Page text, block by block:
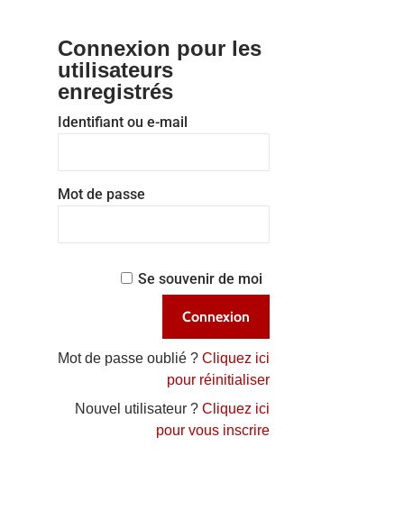
Connexion pour les
utilisateurs
enregistrés
Identifiant ou e-mail
Mot de passe
Se souvenir de moi
Mot de passe oublié ?Cliquez ici
pour réinitialiser
Nouvel utilisateur ?Cliquez ici
pour vous inscrire